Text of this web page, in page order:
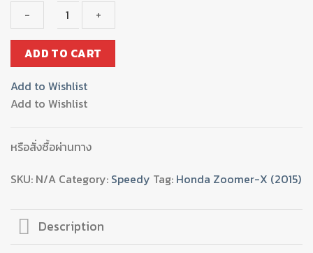
ของ
ใต้
เบาะ(มี
ZOOMER-
NEW2015
ADD TO CART
Add to Wishlist
Add to Wishlist
หรือสั่งซื้อผ่านทาง
SKU: N/A Category: Speedy Tag: Honda Zoomer-X (2015)
Description